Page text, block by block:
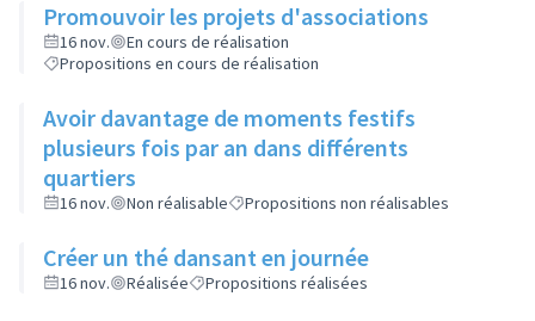
Promouvoir les projets d'associations
16 nov.
En cours de réalisation
Propositions en cours de réalisation
Avoir davantage de moments festifs
plusieurs fois par an dans différents
quartiers
16 nov. Non réalisable Propositions non réalisables
Créer un thé dansant en journée
16 nov. Réalisée Propositions réalisées